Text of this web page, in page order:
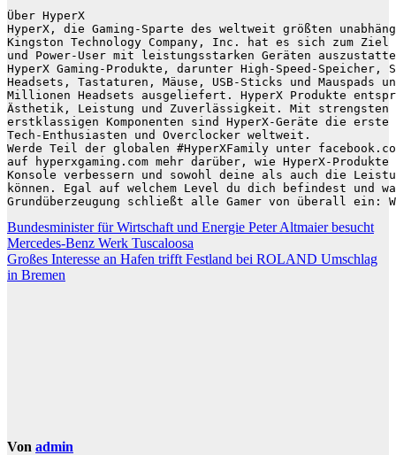
Über HyperX
HyperX, die Gaming-Sparte des weltweit größten
Kingston Technology Company, Inc. hat es sich zum Ziel
und Power-User mit leistungsstarken Geräten
HyperX Gaming-Produkte, darunter High-Speed-Speicher,
Headsets, Tastaturen, Mäuse, USB-Sticks und Mauspads
Millionen Headsets ausgeliefert. HyperX Produkte
Ästhetik, Leistung und Zuverlässigkeit. Mit strengsten
erstklassigen Komponenten sind HyperX-Geräte die
Tech-Enthusiasten und Overclocker weltweit.
Werde Teil der globalen #HyperXFamily unter
auf hyperxgaming.com mehr darüber, wie HyperX-
Konsole verbessern und sowohl deine als auch die
können. Egal auf welchem Level du dich befindest und
Grundüberzeugung schließt alle Gamer von überall ein:
Beitragsnavigation
Bundesminister für Wirtschaft und Energie Peter Altmaier besucht
Mercedes-Benz Werk Tuscaloosa
Großes Interesse an Hafen trifft Festland bei ROLAND Umschlag
in Bremen
Von admin